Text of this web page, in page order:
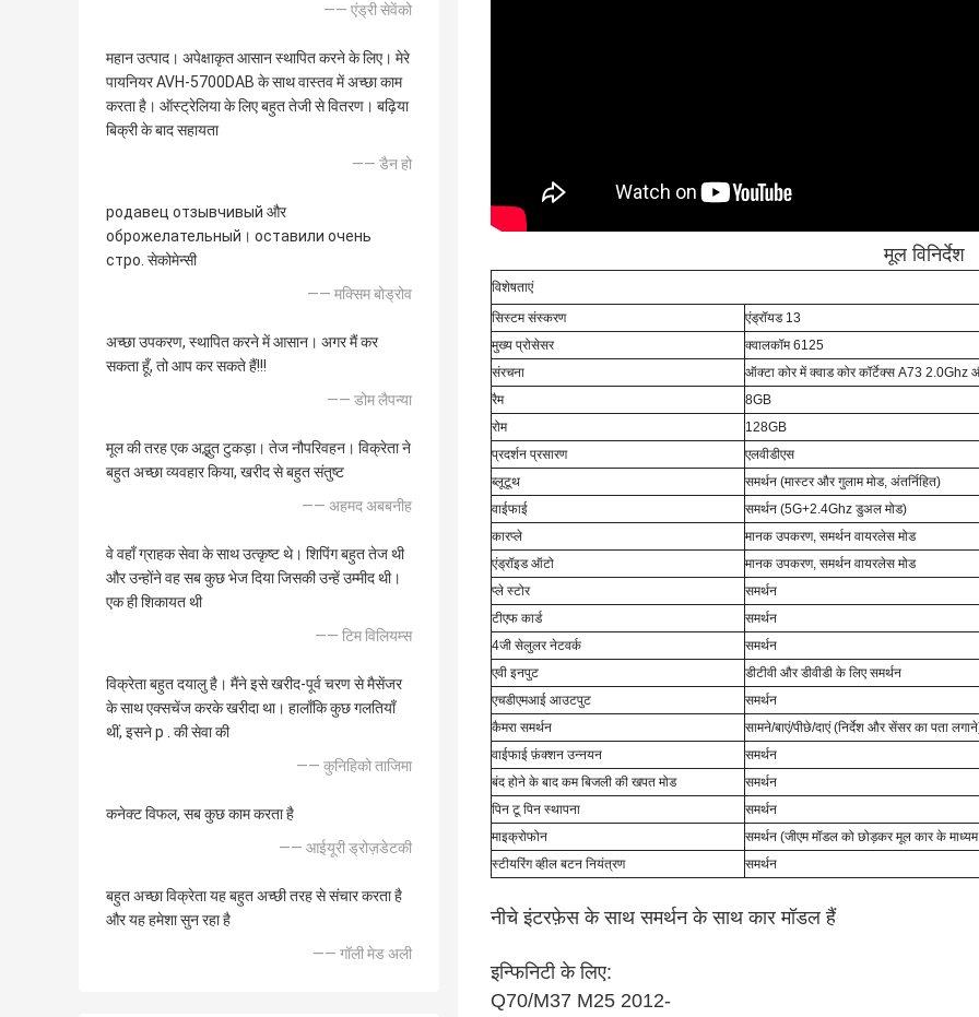
—— एंड्री सेवेंको
महान उत्पाद। अपेक्षाकृत आसान स्थापित करने के लिए। मेरे
पायनियर AVH-5700DAB के साथ वास्तव में अच्छा काम
करता है। ऑस्ट्रेलिया के लिए बहुत तेजी से वितरण। बढ़िया
बिक्री के बाद सहायता
—— डैन हो
родавец отзывчивый और
оброжелательный। оставили очень
стро. सेकोमेन्सी
—— मक्सिम बोड्रोव
अच्छा उपकरण, स्थापित करने में आसान। अगर मैं कर
सकता हूँ, तो आप कर सकते हैं!!!
—— डोम लैपन्या
मूल की तरह एक अद्भुत टुकड़ा। तेज नौपरिवहन। विक्रेता ने
बहुत अच्छा व्यवहार किया, खरीद से बहुत संतुष्ट
—— अहमद अबबनीह
वे वहाँ ग्राहक सेवा के साथ उत्कृष्ट थे। शिपिंग बहुत तेज थी
और उन्होंने वह सब कुछ भेज दिया जिसकी उन्हें उम्मीद थी।
एक ही शिकायत थी
—— टिम विलियम्स
विक्रेता बहुत दयालु है। मैंने इसे खरीद-पूर्व चरण से मैसेंजर
के साथ एक्सचेंज करके खरीदा था। हालाँकि कुछ गलतियाँ
थीं, इसने p . की सेवा की
—— कुनिहिको ताजिमा
कनेक्ट विफल, सब कुछ काम करता है
—— आईयूरी ड्रोज़डेटकी
बहुत अच्छा विक्रेता यह बहुत अच्छी तरह से संचार करता है
और यह हमेशा सुन रहा है
—— गॉली मेड अली
मूल विनिर्देश
विशेषताएं
सिस्टम संस्करण
एंड्रॉयड 13
मुख्य प्रोसेसर
क्वालकॉम 6125
संरचना
ऑक्टा कोर में क्वाड कोर कॉर्टेक्स A73 2.0Ghz
रैम
8GB
रोम
128GB
प्रदर्शन प्रसारण
एलवीडीएस
ब्लूटूथ
समर्थन (मास्टर और गुलाम मोड, अंतर्निहित)
वाईफाई
समर्थन (5G+2.4Ghz डुअल मोड)
कारप्ले
मानक उपकरण, समर्थन वायरलेस मोड
एंड्रॉइड ऑटो
मानक उपकरण, समर्थन वायरलेस मोड
प्ले स्टोर
समर्थन
टीएफ कार्ड
समर्थन
4जी सेलुलर नेटवर्क
समर्थन
एवी इनपुट
डीटीवी और डीवीडी के लिए समर्थन
एचडीएमआई आउटपुट
समर्थन
कैमरा समर्थन
सामने/बाएं/पीछे/दाएं (निर्देश और सेंसर का पता
वाईफाई फ़ंक्शन उन्नयन
समर्थन
बंद होने के बाद कम बिजली की खपत मोड
समर्थन
पिन टू पिन स्थापना
समर्थन
माइक्रोफोन
समर्थन (जीएम मॉडल को छोड़कर मूल कार के
स्टीयरिंग व्हील बटन नियंत्रण
समर्थन
नीचे इंटरफ़ेस के साथ समर्थन के साथ कार मॉडल हैं
इन्फिनिटी के लिए:
Q70/M37 M25 2012-